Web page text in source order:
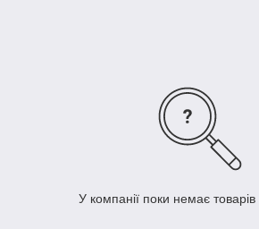
У компанії поки немає